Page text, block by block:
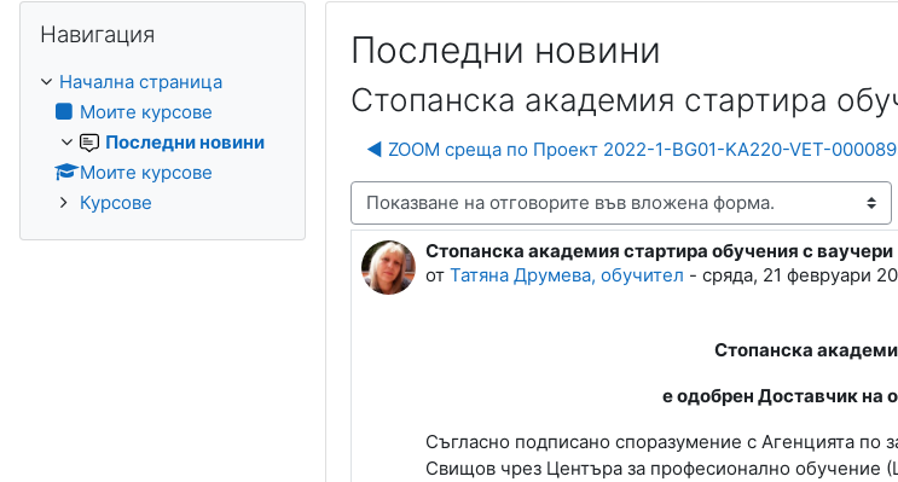
Последни новини
Стопанска академия стартира
◀︎ ZOOM среща по Проект 2022-1-BG01-KA220-VET-
Начин на показване
Стопанска академия стартира обучения с ваучери
от Татяна Друмева, обучител - сряда, 21 февруари
Number of replies: 0
Стопанска
е одобрен Доставчик на
Съгласно подписано споразумение с Агенцията по
Свищов чрез Центъра за професионално обучение
Навигация
Начална страница
Моите курсове
Последни новини
Моите курсове
Курсове